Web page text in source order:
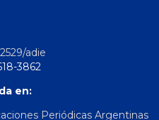
adie
3862
en:
Periódicas Argentinas